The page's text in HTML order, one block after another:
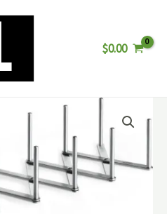
$0.00